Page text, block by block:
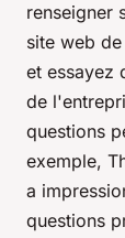
renseigner
site web
et essayez
de
questions
exemple,
a
questions